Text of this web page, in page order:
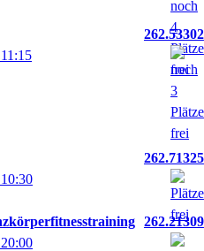
262.53302
262.71325
262.21309